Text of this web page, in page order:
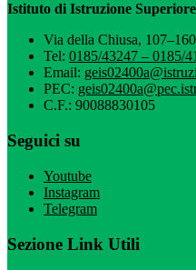
Istituto di Istruzione
Via della Chiusa,
Tel: 0185/43247 – 0185/
Email:
PEC:
C.F.: 90088830105
Seguici su
Youtube
Instagram
Telegram
Sezione Link Utili